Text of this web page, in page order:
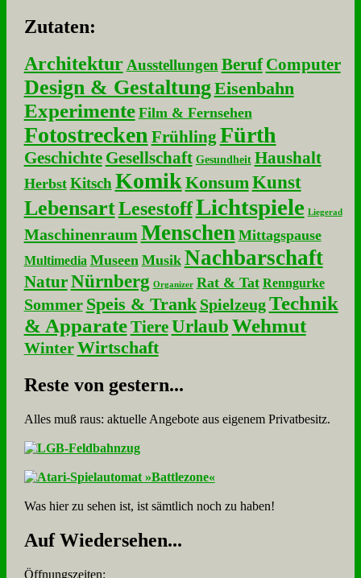
Zu­ta­ten:
Architektur Ausstellungen Beruf Computer
Design & GestaltungEisenbahn
Experimente Film & Fernsehen
Fotostrecken Frühling Fürth
Geschichte Gesellschaft Gesundheit Haushalt
Herbst Kitsch KomikKonsumKunst
LebensartLesestoffLichtspiele Liegerad
Maschinenraum Menschen Mittagspause
Multimedia Museen Musik Nachbarschaft
NaturNürnberg Organizer Rat & Tat Renngurke
Sommer Speis & Trank Spielzeug Technik
& Apparate Tiere UrlaubWehmut
Winter Wirtschaft
Re­ste von ge­stern...
Alles muß raus: aktuelle An­ge­bo­te aus eigenem Privatbesitz.
Was hier zu sehen ist, ist sämt­lich noch zu haben!
Auf Wie­der­se­hen...
Öffnungszeiten: